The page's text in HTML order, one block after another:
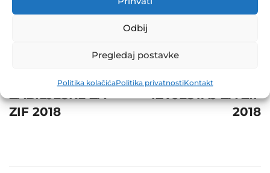
Odbij
Pregledaj postavke
Politika kolačićaPolitika privatnostiKontakt
SKRAĆENE
ZABILJEŠKE ZA
ZIF 2018
REVIZORSKI
IZVJEŠTAJ ZA ZIF
2018